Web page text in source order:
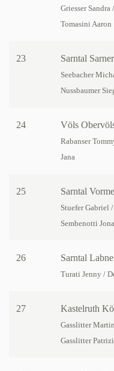
Griesser
Tomasini Aaron
23 Sarntal
Seebacher
Nussbaumer
24 Völs
Rabanser
Jana
25 Sarntal
Stuefer Gabriel
Sembenotti
26 Sarntal
Turati Jenny /
27 Kastelruth
Gasslitter
Gasslitter